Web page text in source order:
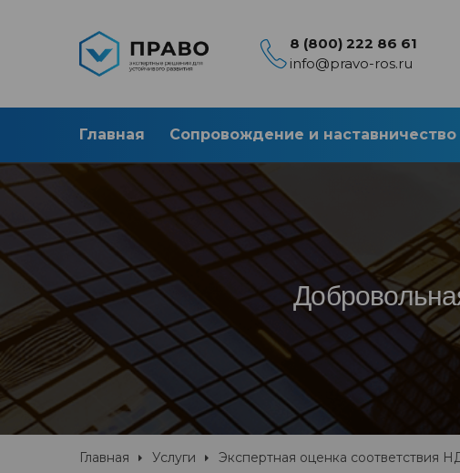
8 (800) 222 86 61
info@pravo-ros.ru
Главная Сопровождение и наставничество
Главная Услуги Экспертная оценка соответствия